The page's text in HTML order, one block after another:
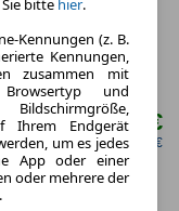
ab mtl.379,00 €
netto mtl. 318,49 €
bitte hier.
Kennungen (z. B.
Kennungen,
zusammen mit
und
Ihrem Endgerät
um es jedes
App oder einer
oder mehrere der